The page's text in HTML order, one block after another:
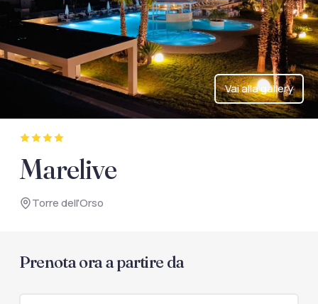
Destinazioni
IMV Club
La tua area riservata
Accedi alla tua area riservata per vedere i tuoi preventivi
e le tue pratiche, gestire i pagamenti e scaricare i tuoi
documenti di viaggio.
Vai alla gallery
Marelive
Torre dell'Orso
Prenota ora a partire da